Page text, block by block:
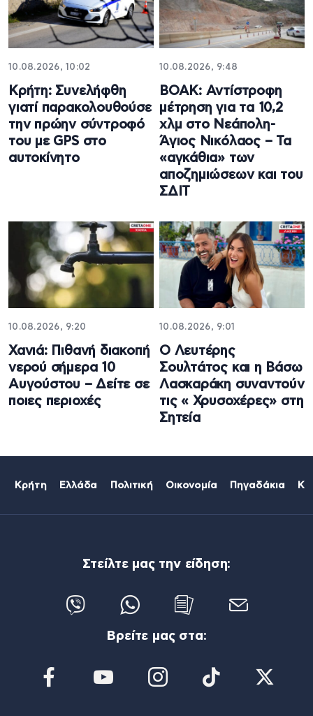
10.08.2026, 10:02
Κρήτη: Συνελήφθη
γιατί παρακολουθούσε
την πρώην σύντροφό
του με GPS στο
αυτοκίνητο
10.08.2026, 9:48
ΒΟΑΚ: Αντίστροφη
μέτρηση για τα 10,2
χλμ στο Νεάπολη-
Άγιος Νικόλαος – Τα
«αγκάθια» των
αποζημιώσεων και του
ΣΔΙΤ
10.08.2026, 9:20
Χανιά: Πιθανή διακοπή
νερού σήμερα 10
Αυγούστου – Δείτε σε
ποιες περιοχές
10.08.2026, 9:01
Ο Λευτέρης
Σουλτάτος και η Βάσω
Λασκαράκη συναντούν
τις « Χρυσοχέρες» στη
Σητεία
Κρήτη Ελλάδα Πολιτική Οικονομία Πηγαδάκια
Στείλτε μας την είδηση:
Βρείτε μας στα: